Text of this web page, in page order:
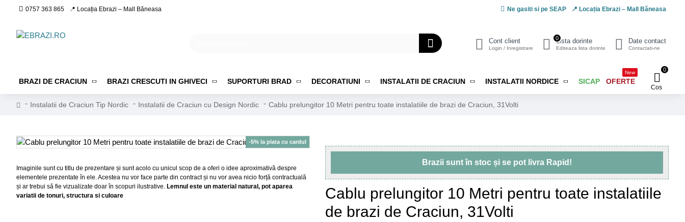
0757 363 865 📍 Locația Ebrazi – Mall Băneasa Ne gasiti si pe SEAP 📍 Locația Ebrazi – Mall Băneasa
Cont client
Login / Inregistrare
Lista dorinte
Editeaza lista dorinte
0 Date contact
Contactati-ne
BRAZI DE CRACIUN BRAZI CRESCUTI IN GHIVECI SUPORTURI BRAD DECORATIUNI INSTALATII DE CRACIUN INSTALATII NORDICE SICAP OFERTE
New
Cos
0
Instalatii de Craciun Tip Nordic Instalatii de Craciun cu Design Nordic Cablu prelungitor 10 Metri pentru toate instalatiile de brazi de Craciun, 31Volti
-5% la plata cu cardul
Imaginile sunt cu titlu de prezentare și sunt acolo cu unicul scop de a oferi o idee aproximativă despre
elementele prezentate în ele. Acestea nu vor face parte din contract și nu vor avea nicio forță contractuală
și ar trebui să fie vizualizate doar în scopuri ilustrative. Lemnul este un material natural, pot aparea
variatii de tonuri, structura si culoare
Cablu prelungitor 10 Metri pentru toate instalatiile
de brazi de Craciun, 31Volti
Brazii suntîn stocși se pot livra Rapid!